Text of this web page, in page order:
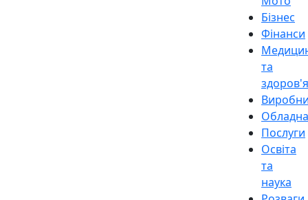
Бізнес
Фінанси
та
здоров'я
Послуги
Освіта
та
наука